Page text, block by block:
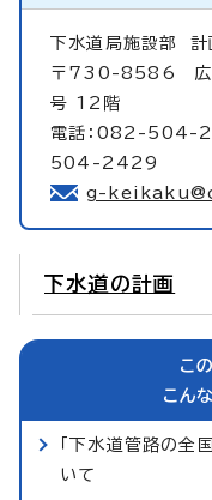
下水道局施設部 計
〒730-8586 広
号 12階
電話：082-504-
504-2429
g-
下水道の計画
こ
こん
「下水道管路の全
いて